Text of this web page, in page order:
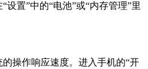
设置”中的“电池”或“内存管理”里
操作响应速度。进入手机的“开